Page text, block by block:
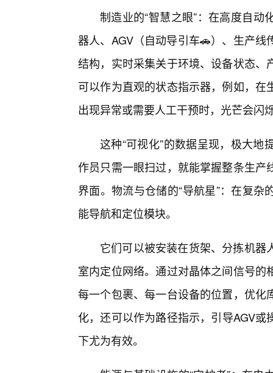
制造业的“智慧之眼”：在高度自
器人、AGV（自动导引车🚗）、生产
结构，实时采集关于环境、设备状态
可以作为直观的状态指示器，例如，
出现异常或需要人工干预时，光芒会闪
这种“可视化”的数据呈现，极大
作员只需一眼扫过，就能掌握整条生
界面。物流与仓储的“导航星”：在复
能导航和定位模块。
它们可以被安装在货架、分拣机
室内定位网络。通过对晶体之间信号
每一个包裹、每一台设备的位置，优
化，还可以作为路径指示，引导AGV
下尤为有效。